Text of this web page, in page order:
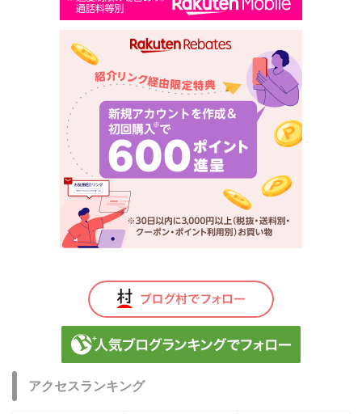
アクセスランキング